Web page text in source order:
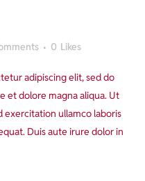
0 Likes
adipiscing elit, sed do
et dolore magna aliqua. Ut
exercitation ullamco laboris
Duis aute irure dolor in